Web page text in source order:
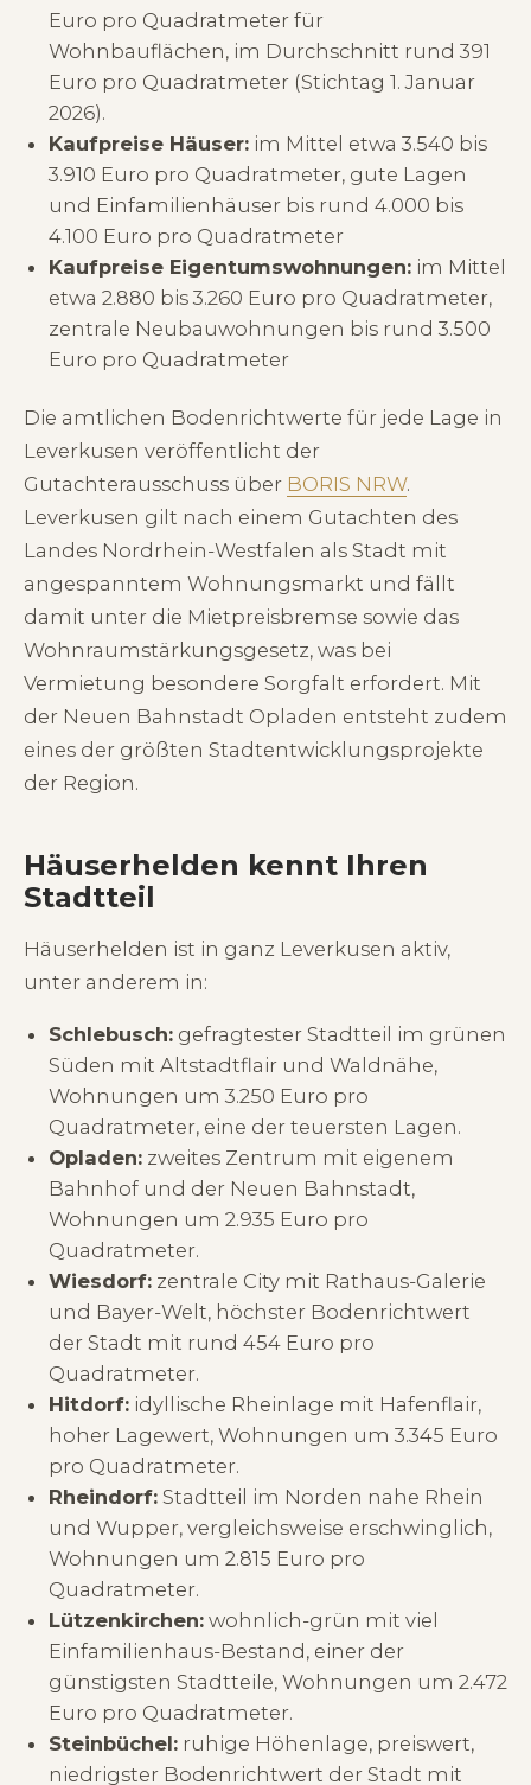
Euro pro Quadratmeter für
Wohnbauflächen, im Durchschnitt rund 391
Euro pro Quadratmeter (Stichtag 1. Januar
2026).
Kaufpreise Häuser:im Mittel etwa 3.540 bis
3.910 Euro pro Quadratmeter, gute Lagen
und Einfamilienhäuser bis rund 4.000 bis
4.100 Euro pro Quadratmeter
Kaufpreise Eigentumswohnungen:im Mittel
etwa 2.880 bis 3.260 Euro pro Quadratmeter,
zentrale Neubauwohnungen bis rund 3.500
Euro pro Quadratmeter
Die amtlichen Bodenrichtwerte für jede Lage in
Leverkusen veröffentlicht der
Gutachterausschuss über BORIS NRW.
Leverkusen gilt nach einem Gutachten des
Landes Nordrhein-Westfalen als Stadt mit
angespanntem Wohnungsmarkt und fällt
damit unter die Mietpreisbremse sowie das
Wohnraumstärkungsgesetz, was bei
Vermietung besondere Sorgfalt erfordert. Mit
der Neuen Bahnstadt Opladen entsteht zudem
eines der größten Stadtentwicklungsprojekte
der Region.
Häuserhelden kennt Ihren
Stadtteil
Häuserhelden ist in ganz Leverkusen aktiv,
unter anderem in:
Schlebusch:gefragtester Stadtteil im grünen
Süden mit Altstadtflair und Waldnähe,
Wohnungen um 3.250 Euro pro
Quadratmeter, eine der teuersten Lagen.
Opladen:zweites Zentrum mit eigenem
Bahnhof und der Neuen Bahnstadt,
Wohnungen um 2.935 Euro pro
Quadratmeter.
Wiesdorf:zentrale City mit Rathaus-Galerie
und Bayer-Welt, höchster Bodenrichtwert
der Stadt mit rund 454 Euro pro
Quadratmeter.
Hitdorf:idyllische Rheinlage mit Hafenflair,
hoher Lagewert, Wohnungen um 3.345 Euro
pro Quadratmeter.
Rheindorf:Stadtteil im Norden nahe Rhein
und Wupper, vergleichsweise erschwinglich,
Wohnungen um 2.815 Euro pro
Quadratmeter.
Lützenkirchen:wohnlich-grün mit viel
Einfamilienhaus-Bestand, einer der
günstigsten Stadtteile, Wohnungen um 2.472
Euro pro Quadratmeter.
Steinbüchel:ruhige Höhenlage, preiswert,
niedrigster Bodenrichtwert der Stadt mit